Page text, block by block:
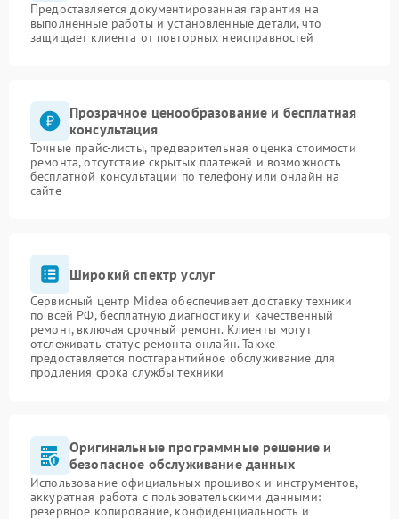
Предоставляется документированная гарантия на
выполненные работы и установленные детали, что
защищает клиента от повторных неисправностей
Прозрачное ценообразование и бесплатная
консультация
Точные прайс-листы, предварительная оценка стоимости
ремонта, отсутствие скрытых платежей и возможность
бесплатной консультации по телефону или онлайн на
сайте
Широкий спектр услуг
Сервисный центр Midea обеспечивает доставку техники
по всей РФ, бесплатную диагностику и качественный
ремонт, включая срочный ремонт. Клиенты могут
отслеживать статус ремонта онлайн. Также
предоставляется постгарантийное обслуживание для
продления срока службы техники
Оригинальные программные решение и
безопасное обслуживание данных
Использование официальных прошивок и инструментов,
аккуратная работа с пользовательскими данными:
резервное копирование, конфиденциальность и